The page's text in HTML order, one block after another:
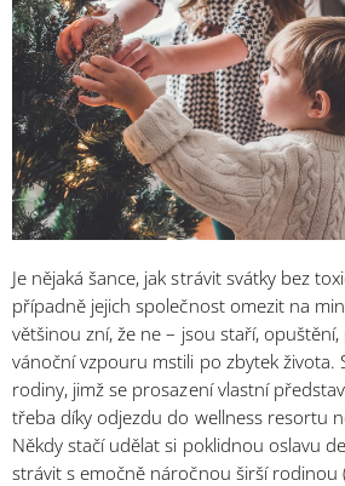
Je nějaká šance, jak strávit svátky bez
případně jejich společnost omezit na
většinou zní, že ne – jsou staří,
vánoční vzpouru mstili po zbytek života.
rodiny, jimž se prosazení vlastní
třeba díky odjezdu do wellness resortu
Někdy stačí udělat si poklidnou oslavu
strávit s emočně náročnou širší rodinou